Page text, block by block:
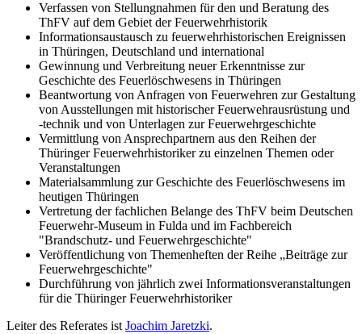
Verfassen von Stellungnahmen für den und Beratung des
ThFV auf dem Gebiet der Feuerwehrhistorik
Informationsaustausch zu feuerwehrhistorischen Ereignissen
in Thüringen, Deutschland und international
Gewinnung und Verbreitung neuer Erkenntnisse zur
Geschichte des Feuerlöschwesens in Thüringen
Beantwortung von Anfragen von Feuerwehren zur Gestaltung
von Ausstellungen mit historischer Feuerwehrausrüstung und
-technik und von Unterlagen zur Feuerwehrgeschichte
Vermittlung von Ansprechpartnern aus den Reihen der
Thüringer Feuerwehrhistoriker zu einzelnen Themen oder
Veranstaltungen
Materialsammlung zur Geschichte des Feuerlöschwesens im
heutigen Thüringen
Vertretung der fachlichen Belange des ThFV beim Deutschen
Feuerwehr-Museum in Fulda und im Fachbereich
"Brandschutz- und Feuerwehrgeschichte"
Veröffentlichung von Themenheften der Reihe „Beiträge zur
Feuerwehrgeschichte"
Durchführung von jährlich zwei Informationsveranstaltungen
für die Thüringer Feuerwehrhistoriker
Leiter des Referates ist Joachim Jaretzki.